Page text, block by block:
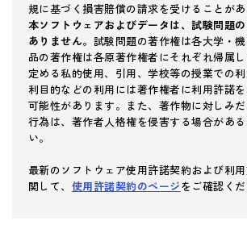
規に基づく損害賠償の請求を受けることがあ
本ソフトウェアおよびデータは、試験問題
ありません。 試験問題の著作権は各大学・
品の著作権は各原著作権者にそれぞれ帰属
定める私的使用、引用、学校等の授業での
利目的などの利用には著作権者に利用許諾
可能性があります。また、著作物に対しみ
行為は、著作者人格権を侵害する場合があ
い。
最新のソフトウェア使用許諾契約および利
関して、 使用許諾契約のページをご確認くだ